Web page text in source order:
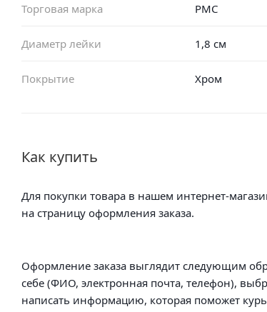
Торговая марка РМС
Диаметр лейки 1,8 см
Покрытие Хром
Как купить
Для покупки товара в нашем интернет-
на страницу оформления заказа.
Оформление заказа выглядит следующим
себе (ФИО, электронная почта, телефон),
написать информацию, которая поможет